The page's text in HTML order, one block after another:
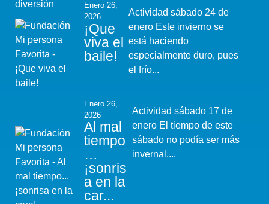
Enero 26,
2026
¡Que
viva el
baile!
Actividad sábado 24 de
enero Este invierno se
está haciendo
especialmente duro, pues
el frío...
Enero 26,
2026
Al mal
tiempo
…
¡sonris
a en la
car...
Actividad sábado 17 de
enero El tiempo de este
sábado no podía ser más
invernal....